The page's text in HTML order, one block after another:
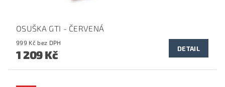
OSUŠKA GTI - ČERVENÁ
999 Kč bez DPH
1 209 Kč DETAIL